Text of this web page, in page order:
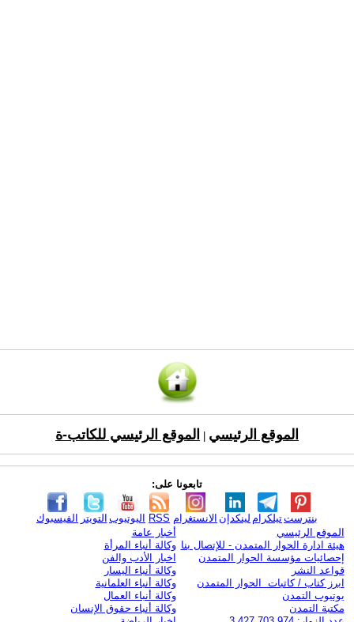
الموقع الرئيسي الموقع الرئيسي للكاتب-ة
تابعونا على:
الفيسبوك التويتر اليوتيوب RSS الانستغرام لينكدإن تيلكرامبنترست
الموقع الرئيسي
هيئة ادارة الحوار المتمدن - للإتصال بنا
إحصائيات مؤسسة الحوار المتمدن
قواعد النشر
ابرز كتاب / كاتبات الحوار المتمدن
يوتيوب التمدن
مكتبة التمدن
أخبار عامة
وكالة أنباء المرأة
اخبار الأدب والفن
وكالة أنباء اليسار
وكالة أنباء العلمانية
وكالة أنباء العمال
وكالة أنباء حقوق الإنسان